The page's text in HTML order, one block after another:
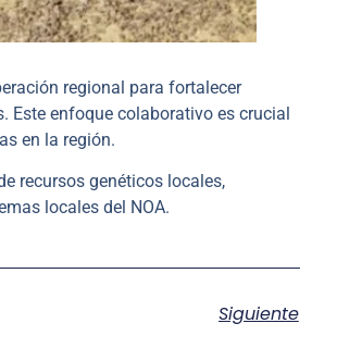
regional para fortalecer
Este enfoque colaborativo es crucial
en la región.
recursos genéticos locales,
locales del NOA.
Siguiente